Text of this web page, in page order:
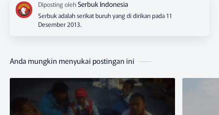
Serbuk adalah serikat buruh yang di dirikan pada 11
Desember 2013.
Anda mungkin menyukai postingan ini